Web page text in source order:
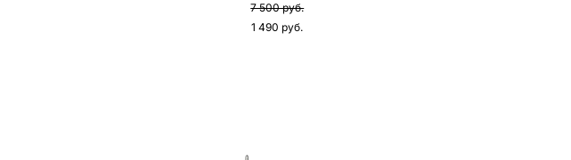
7 500 pуб.
1 490 pуб.